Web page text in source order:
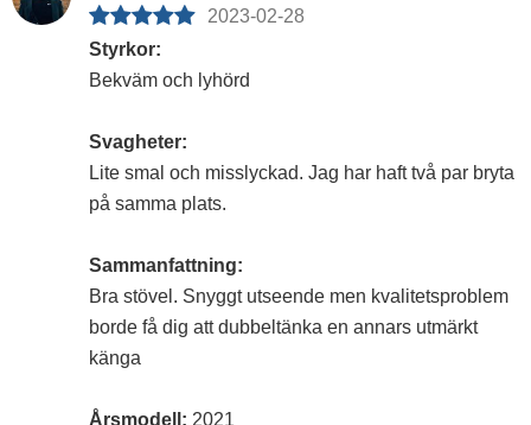
2023-02-28
Styrkor:
Bekväm och lyhörd
Svagheter:
Lite smal och misslyckad. Jag har haft två par bryta
på samma plats.
Sammanfattning:
Bra stövel. Snyggt utseende men kvalitetsproblem
borde få dig att dubbeltänka en annars utmärkt
känga
Årsmodell: 2021